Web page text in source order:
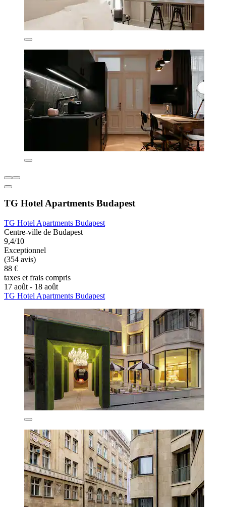
TG Hotel Apartments Budapest
TG Hotel Apartments Budapest
Centre-ville de Budapest
9,4/10
Exceptionnel
(354 avis)
88 €
taxes et frais compris
17 août - 18 août
TG Hotel Apartments Budapest